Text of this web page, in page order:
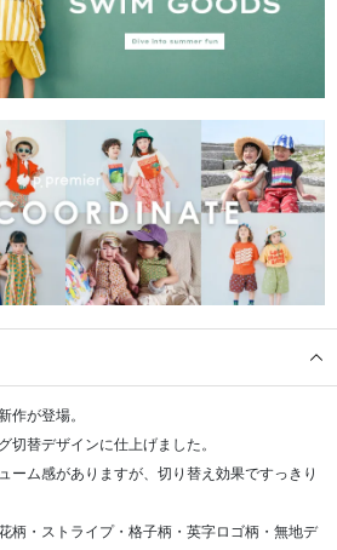
作が登場。
切替デザインに仕上げました。
ーム感がありますが、切り替え効果ですっきり
柄・ストライプ・格子柄・英字ロゴ柄・無地デ